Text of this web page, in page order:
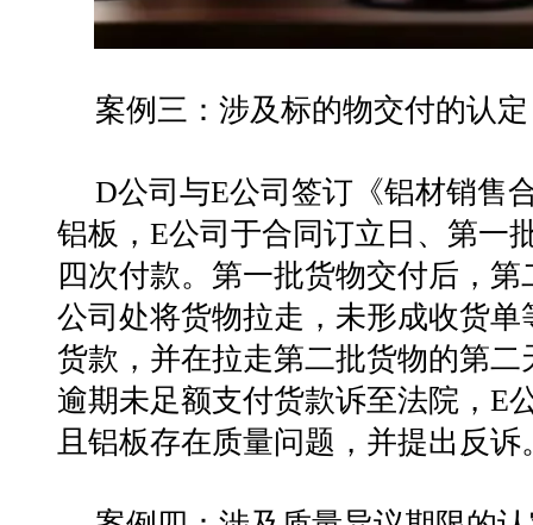
案例三：涉及标的物交付的认定
D公司与E公司签订《铝材销售
铝板，E公司于合同订立日、第一
四次付款。第一批货物交付后，
公司处将货物拉走，未形成收货
货款，并在拉走第二批货物的第
逾期未足额支付货款诉至法院，E
且铝板存在质量问题，并提出反诉